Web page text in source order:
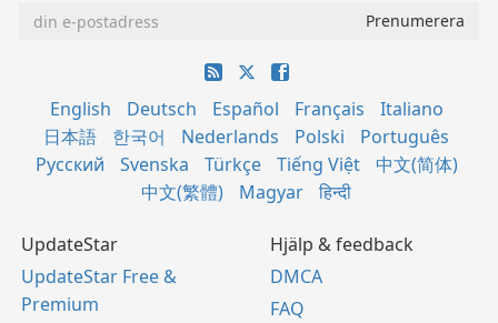
English Deutsch Español Français
Italiano
日本語
한국어 Nederlands Polski
Português
Русский
Svenska Türkçe Tiếng Việt
中文(简体)
中文(繁體)
Magyar हिन्दी
UpdateStar
UpdateStar Free &
Premium
Hjälp & feedback
DMCA
FAQ